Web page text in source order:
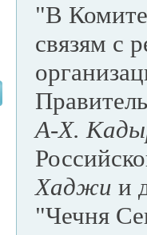
"В
связям с
А-Х.
Хаджи и
"Чечня